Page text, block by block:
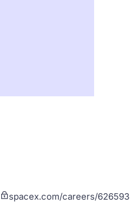
spacex.com/careers/626593